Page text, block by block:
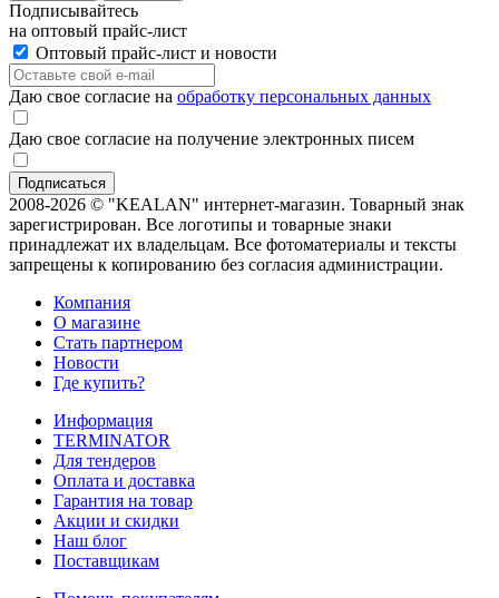
Подписывайтесь
на оптовый прайс-лист
Оптовый прайс-лист и новости
Даю свое согласие на обработку персональных данных
Даю свое согласие на получение электронных писем
2008-2026 © "KEALAN" интернет-магазин. Товарный знак
зарегистрирован. Все логотипы и товарные знаки
принадлежат их владельцам. Все фотоматериалы и тексты
запрещены к копированию без согласия администрации.
Компания
О магазине
Стать партнером
Новости
Где купить?
Информация
TERMINATOR
Для тендеров
Оплата и доставка
Гарантия на товар
Акции и скидки
Наш блог
Поставщикам